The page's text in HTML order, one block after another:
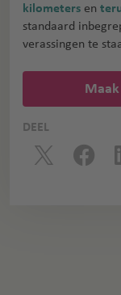
kilometers en
standaard
verassingen te
DEEL